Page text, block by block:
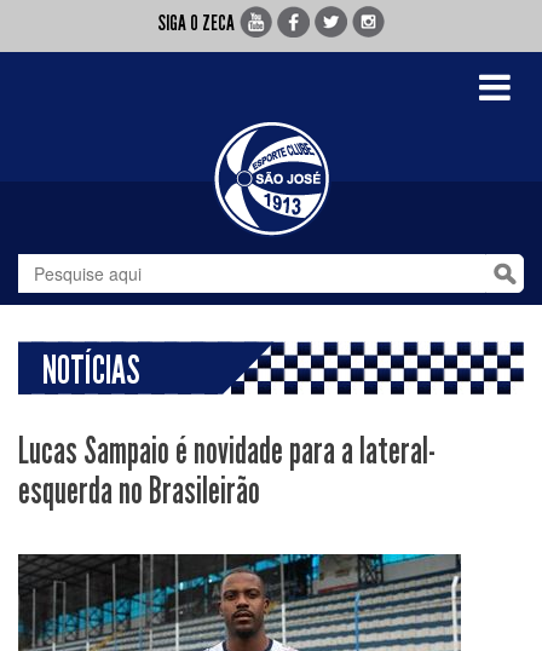
SIGA O ZECA
Toggle
NOTÍCIAS
Lucas Sampaio é novidade para a lateral-
esquerda no Brasileirão